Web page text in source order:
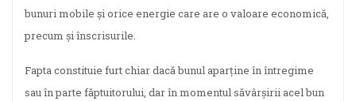
bunuri mobile şi orice energie care are o valoare economică,
precum şi înscrisurile.
Fapta constituie furt chiar dacă bunul aparţine în întregime
sau în parte făptuitorului, dar în momentul săvârşirii acel bun